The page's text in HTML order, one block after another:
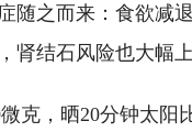
随之而来：食欲减
肾结石风险也大幅
克，晒20分钟太阳